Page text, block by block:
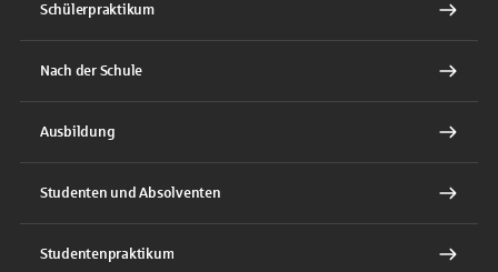
Schülerpraktikum
Nach der Schule
Ausbildung
Studenten und Absolventen
Studentenpraktikum